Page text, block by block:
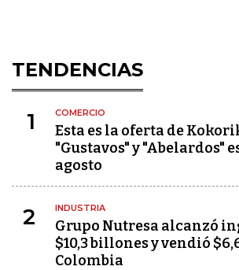
TENDENCIAS
1 COMERCIO
Esta es la oferta de
"Gustavos" y "Abelardos"
agosto
2 INDUSTRIA
Grupo Nutresa alcanzó
$10,3 billones y vendió
Colombia